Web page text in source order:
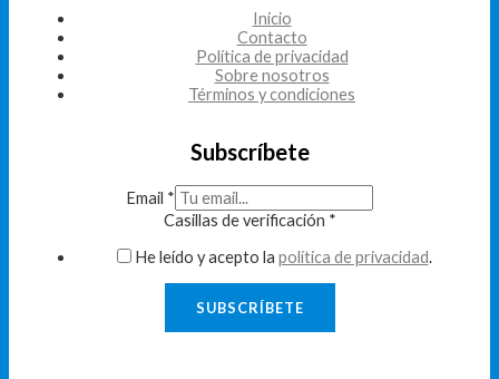
Inicio
Contacto
Política de privacidad
Sobre nosotros
Términos y condiciones
Subscríbete
Email *
Casillas de verificación *
He leído y acepto la política de privacidad.
SUBSCRÍBETE